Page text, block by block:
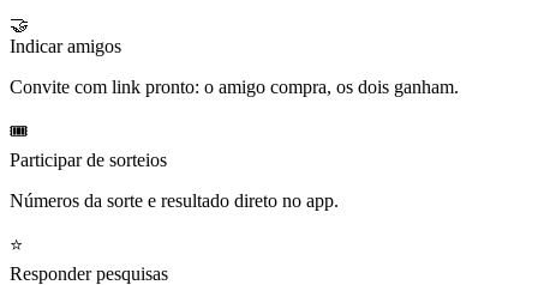
🤝
Indicar amigos
Convite com link pronto: o amigo compra, os dois ganham.
🎟️
Participar de sorteios
Números da sorte e resultado direto no app.
⭐
Responder pesquisas